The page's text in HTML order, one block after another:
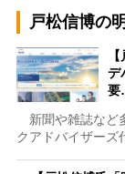
戸松信博の
デ
新聞や雑誌など
クアドバイザー